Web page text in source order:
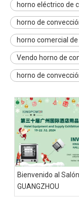
horno eléctrico de
horno de
horno comercial
Vendo horno de
horno de
Bienvenido al Salón
GUANGZHOU